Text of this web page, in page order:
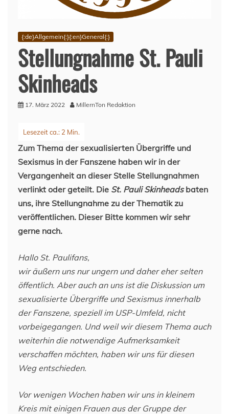
{:de}Allgemein{:}{:en}General{:}
Stellungnahme St. Pauli
Skinheads
17. März 2022 MillernTon Redaktion
Zum Thema der sexualisierten Übergriffe und
Sexismus in der Fanszene haben wir in der
Vergangenheit an dieser Stelle Stellungnahmen
verlinkt oder geteilt. Die St. Pauli Skinheadsbaten
uns, ihre Stellungnahme zu der Thematik zu
veröffentlichen. Dieser Bitte kommen wir sehr
gerne nach.
Hallo St. Paulifans,
wir äußern uns nur ungern und daher eher selten
öffentlich. Aber auch an uns ist die Diskussion um
sexualisierte Übergriffe und Sexismus innerhalb
der Fanszene, speziell im USP-Umfeld, nicht
vorbeigegangen. Und weil wir diesem Thema auch
weiterhin die notwendige Aufmerksamkeit
verschaffen möchten, haben wir uns für diesen
Weg entschieden.
Vor wenigen Wochen haben wir uns in kleinem
Kreis mit einigen Frauen aus der Gruppe der